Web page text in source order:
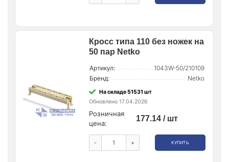
Кросс типа 110 без ножек на
50 пар Netko
Артикул:
1043W-50/210109
Бренд:
Netko
На складе 51531 шт
Обновлено 17.04.2026
Розничная
цена:
177.14 / шт
- + КУПИТЬ